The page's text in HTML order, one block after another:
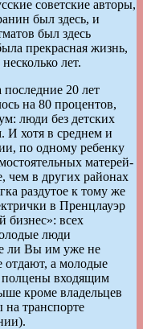
советские авторы,
был здесь, и
был здесь
прекрасная жизнь,
лет.
20 лет
на 80 процентов,
люди без детских
И хотя в среднем и
по одному ребенку
матерей-
чем в других районах
раздутое к тому же
в Пренцлауэр
бизнес»: всех
люди
ли Вы им уже не
отдают, а молодые
полцены входящим
кроме владельцев
на транспорте